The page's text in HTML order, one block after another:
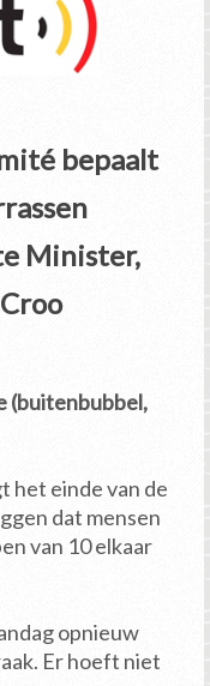
bepaalt
Minister,
(buitenbubbel,
het einde van de
dat mensen
van 10 elkaar
opnieuw
Er hoeft niet